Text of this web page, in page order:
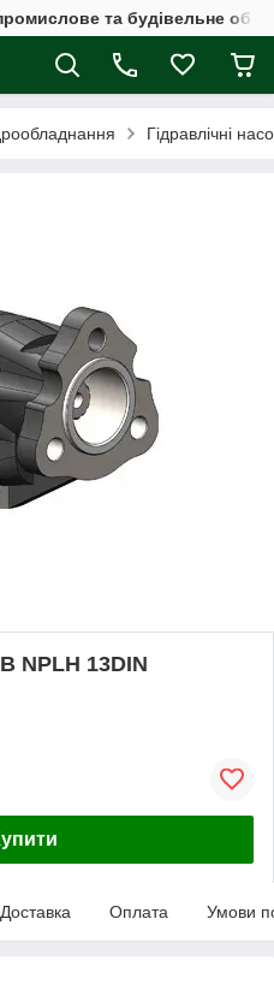
та будівельне
Гідравлічні
NPLH 13DIN
Доставка Оплата Умови